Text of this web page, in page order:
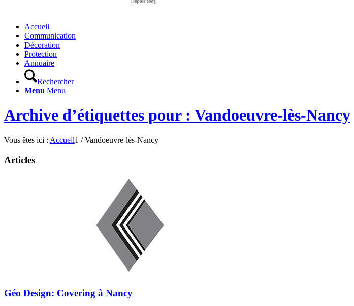
Accueil
Communication
Décoration
Protection
Annuaire
Rechercher
Menu Menu
Archive d’étiquettes pour : Vandoeuvre-lès-Nancy
Vous êtes ici : Accueil1 / Vandoeuvre-lès-Nancy
Articles
Géo Design: Covering à Nancy